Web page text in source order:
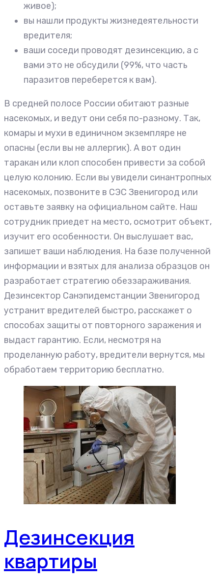
живое);
вы нашли продукты жизнедеятельности
вредителя;
ваши соседи проводят дезинсекцию, а с
вами это не обсудили (99%, что часть
паразитов переберется к вам).
В средней полосе России обитают разные
насекомых, и ведут они себя по-разному. Так,
комары и мухи в единичном экземпляре не
опасны (если вы не аллергик). А вот один
таракан или клоп способен привести за собой
целую колонию. Если вы увидели синантропных
насекомых, позвоните в СЭС Звенигород или
оставьте заявку на официальном сайте. Наш
сотрудник приедет на место, осмотрит объект,
изучит его особенности. Он выслушает вас,
запишет ваши наблюдения. На базе полученной
информации и взятых для анализа образцов он
разработает стратегию обеззараживания.
Дезинсектор Санэпидемстанции Звенигород
устранит вредителей быстро, расскажет о
способах защиты от повторного заражения и
выдаст гарантию. Если, несмотря на
проделанную работу, вредители вернутся, мы
обработаем территорию бесплатно.
Дезинсекция
квартиры